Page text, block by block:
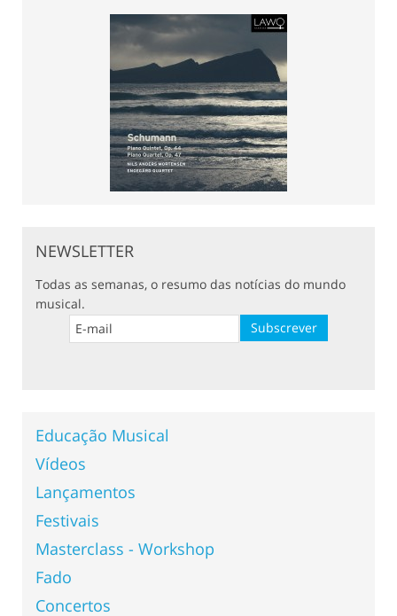
NEWSLETTER
Todas as semanas, o resumo das notícias do mundo
musical.
Educação Musical
Vídeos
Lançamentos
Festivais
Masterclass - Workshop
Fado
Concertos